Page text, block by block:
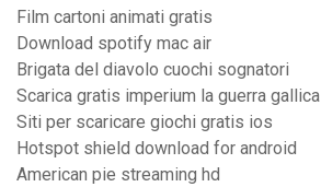
Film cartoni animati gratis
Download spotify mac air
Brigata del diavolo cuochi sognatori
Scarica gratis imperium la guerra gallica
Siti per scaricare giochi gratis ios
Hotspot shield download for android
American pie streaming hd